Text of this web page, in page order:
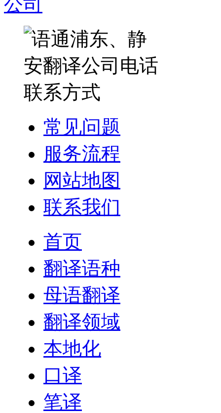
常见问题
服务流程
网站地图
联系我们
首页
翻译语种
母语翻译
翻译领域
本地化
口译
笔译